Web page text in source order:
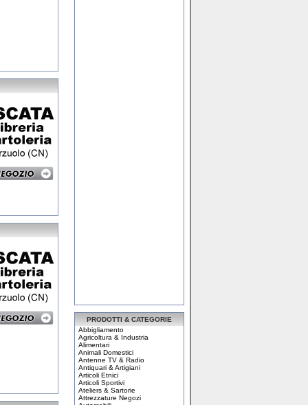
PRODOTTI & CATEGORIE
Abbigliamento
Agricoltura & Industria
Alimentari
Animali Domestici
Antenne TV & Radio
Antiquari & Artigiani
Articoli Etnici
Articoli Sportivi
Ateliers & Sartorie
Attrezzature Negozi